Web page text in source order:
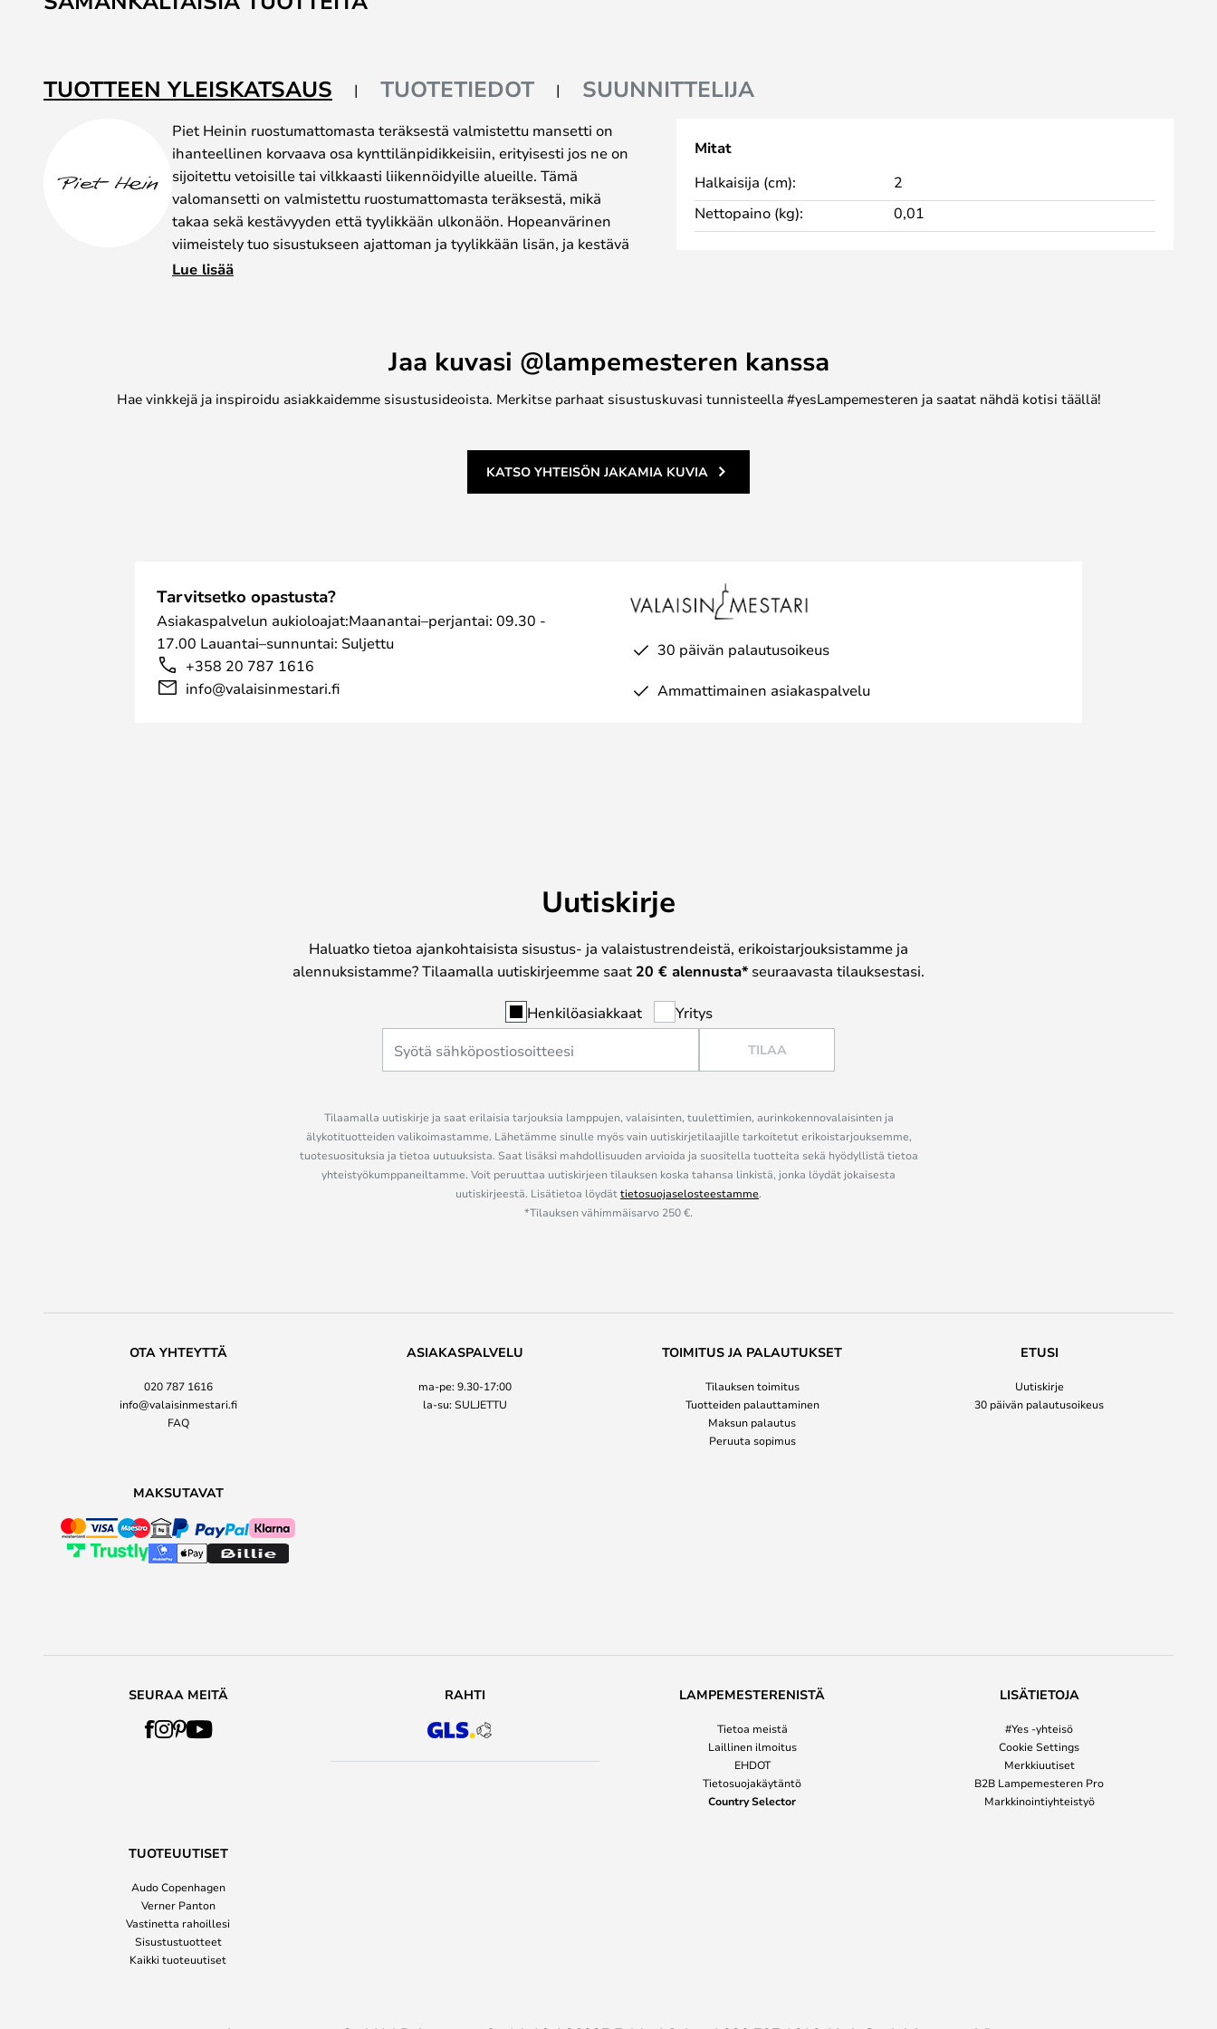
TUOTTEEN YLEISKATSAUS TUOTETIEDOT SUUNNITTELIJA
Piet Heinin ruostumattomasta teräksestä valmistettu mansetti on
ihanteellinen korvaava osa kynttilänpidikkeisiin, erityisesti jos ne on
sijoitettu vetoisille tai vilkkaasti liikennöidyille alueille. Tämä
valomansetti on valmistettu ruostumattomasta teräksestä, mikä
takaa sekä kestävyyden että tyylikkään ulkonäön. Hopeanvärinen
viimeistely tuo sisustukseen ajattoman ja tyylikkään lisän, ja kestävä
materiaali suojaa valaisimia tippumiselta ja varmistaa niiden
kynttilänjalkaisijasi tai tarvitset vain luotettavan varaosan, tämä
mansetti on ehdoton lisävaruste kotiisi. Tee valaistuksestasi sekä
toimiva että tyylikäs tämän käytännöllisen ratkaisun avulla.
Lue lisää
Mitat
Halkaisija (cm):
2
Nettopaino (kg):
0,01
Jaa kuvasi @lampemesteren kanssa
Hae vinkkejä ja inspiroidu asiakkaidemme sisustusideoista. Merkitse parhaat sisustuskuvasi tunnisteella #yesLampemesteren ja saatat nähdä kotisi täällä!
KATSO YHTEISÖN JAKAMIA KUVIA
Tarvitsetko opastusta?
Asiakaspalvelun aukioloajat:Maanantai–perjantai: 09.30 -
17.00 Lauantai–sunnuntai: Suljettu
+358 20 787 1616
info@valaisinmestari.fi
30 päivän palautusoikeus
Ammattimainen asiakaspalvelu
Uutiskirje
Haluatko tietoa ajankohtaisista sisustus- ja valaistustrendeistä, erikoistarjouksistamme ja
alennuksistamme? Tilaamalla uutiskirjeemme saat 20 € alennusta* seuraavasta tilauksestasi.
Henkilöasiakkaat Yritys
TILAA
Tilaamalla uutiskirje ja saat erilaisia tarjouksia lamppujen, valaisinten, tuulettimien, aurinkokennovalaisinten ja
älykotituotteiden valikoimastamme. Lähetämme sinulle myös vain uutiskirjetilaajille tarkoitetut erikoistarjouksemme,
tuotesuosituksia ja tietoa uutuuksista. Saat lisäksi mahdollisuuden arvioida ja suositella tuotteita sekä hyödyllistä tietoa
yhteistyökumppaneiltamme. Voit peruuttaa uutiskirjeen tilauksen koska tahansa linkistä, jonka löydät jokaisesta
uutiskirjeestä. Lisätietoa löydättietosuojaselosteestamme.
*Tilauksen vähimmäisarvo 250 €.
OTA YHTEYTTÄ
020 787 1616
info@valaisinmestari.fi
FAQ
ASIAKASPALVELU
ma-pe: 9.30-17:00
la-su: SULJETTU
TOIMITUS JA PALAUTUKSET
Tilauksen toimitus
Tuotteiden palauttaminen
Maksun palautus
Peruuta sopimus
ETUSI
Uutiskirje
30 päivän palautusoikeus
MAKSUTAVAT
SEURAA MEITÄ RAHTI LAMPEMESTERENISTÄ
Tietoa meistä
Laillinen ilmoitus
EHDOT
Tietosuojakäytäntö
Country Selector
LISÄTIETOJA
#Yes -yhteisö
Cookie Settings
Merkkiuutiset
B2B Lampemesteren Pro
Markkinointiyhteistyö
TUOTEUUTISET
Audo Copenhagen
Verner Panton
Vastinetta rahoillesi
Sisustustuotteet
Kaikki tuoteuutiset